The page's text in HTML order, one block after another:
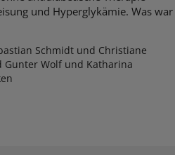
und Hyperglykämie. Was war
Schmidt und Christiane
Wolf und Katharina